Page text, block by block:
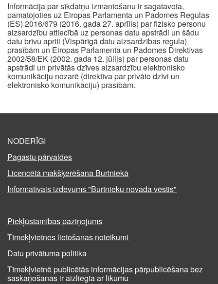
Informācija par sīkdatņu izmantošanu ir sagatavota,
pamatojoties uz Eiropas Parlamenta un Padomes Regulas
(ES) 2016/679 (2016. gada 27. aprīlis) par fizisko personu
aizsardzību attiecībā uz personas datu apstrādi un šādu
datu brīvu apriti (Vispārīgā datu aizsardzības regula)
prasībām un Eiropas Parlamenta un Padomes Direktīvas
2002/58/EK (2002. gada 12. jūlijs) par personas datu
apstrādi un privātās dzīves aizsardzību elektronisko
komunikāciju nozarē (direktīva par privāto dzīvi un
elektronisko komunikāciju) prasībām.
NODERĪGI
Pagastu pārvaldes
Licencētā makšķerēšana Burtniekā
Informatīvais izdevums "Burtnieku novada vēstis"
Piekļūstamības paziņojums
Tīmekļvietnes lietošanas noteikumi
Datu privātuma politika
Tīmekļvietnē publicētās informācijas pārpublicēšana bez
saskaņošanas ir aizliegta ar likumu